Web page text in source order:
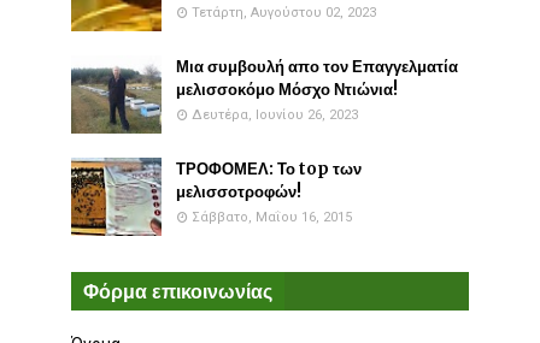
Τετάρτη, Αυγούστου 02, 2023
Μια συμβουλή απο τον Επαγγελματία
μελισσοκόμο Μόσχο Ντιώνια!
Δευτέρα, Ιουνίου 26, 2023
ΤΡΟΦΟΜΕΛ: Το top των
μελισσοτροφών!
Σάββατο, Μαΐου 16, 2015
Φόρμα επικοινωνίας